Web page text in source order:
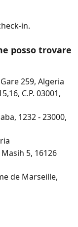
in.
posso trovare
259, Algeria
C.P. 03001,
1232 - 23000,
5, 16126
de Marseille,